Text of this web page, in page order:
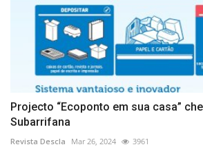
Projecto “Ecoponto em sua casa”
Subarrifana
Revista Descla Mar 26, 2024 3961